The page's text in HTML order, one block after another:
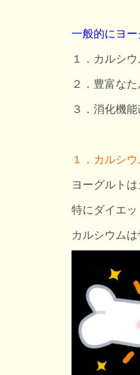
一般的にヨ
１．カルシ
２．豊富な
３．消化機
１．カルシ
ヨーグルト
特にダイエッ
カルシウム